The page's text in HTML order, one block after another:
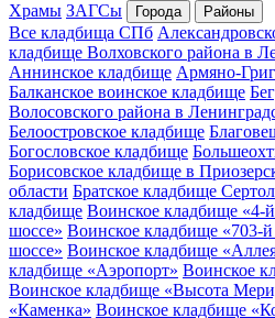
Храмы ЗАГСы Города Районы
Все кладбища СПб
кладбище Волховского района в
Аннинское кладбище Армяно-
Балканское воинское кладбище
Волосовского района в
Белоостровское кладбище
Богословское кладбище
Борисовское кладбище в
области Братское кладбище
кладбище Воинское кладбище «4-
шоссе» Воинское кладбище «703-
шоссе» Воинское кладбище
кладбище «Аэропорт» Воинское
Воинское кладбище «Высота
«Каменка» Воинское кладбище